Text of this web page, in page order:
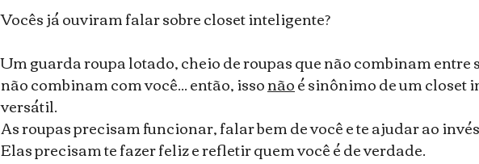
Vocês já ouviram falar sobre closet inteligente?
Um guarda roupa lotado, cheio de roupas que não combinam entre
não combinam com você... então, isso não é sinônimo de um closet
versátil.
As roupas precisam funcionar, falar bem de você e te ajudar ao
Elas precisam te fazer feliz e refletir quem você é de verdade.